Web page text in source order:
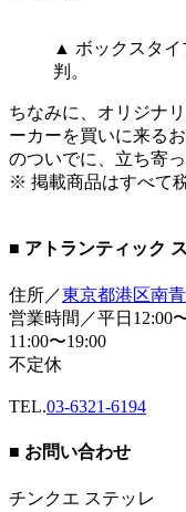
▲ ボックスタイ
判。
ちなみに、オリジナ
ーカーを買いに来る
のついでに、立ち寄
※ 掲載商品はすべて
■ アトランティック
住所／東京都港区南
営業時間／平日12:00
11:00〜19:00
不定休
TEL.03-6321-6194
■ お問い合わせ
チンクエ ステッレ